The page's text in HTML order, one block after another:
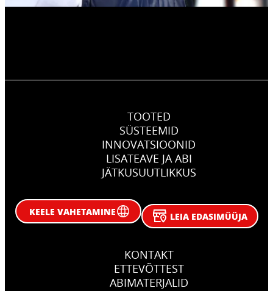
TOOTED
SÜSTEEMID
INNOVATSIOONID
LISATEAVE JA ABI
JÄTKUSUUTLIKKUS
KEELE VAHETAMINE LEIA EDASIMÜÜJA
KONTAKT
ETTEVÕTTEST
ABIMATERJALID